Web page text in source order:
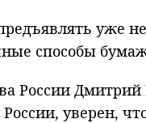
уже
способы
России
уверен,